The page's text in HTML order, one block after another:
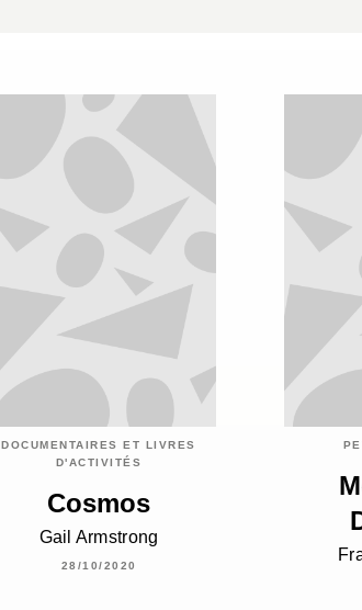
DOCUMENTAIRES ET LIVRES
D'ACTIVITÉS
Cosmos
Gail Armstrong
28/10/2020